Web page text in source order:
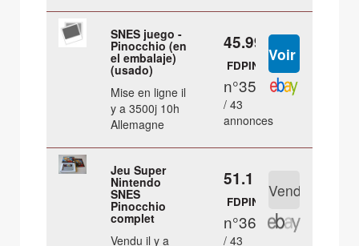
SNES juego -
Pinocchio (en
el embalaje)
(usado)
Mise en ligne il
y a 3500j 10h
Allemagne
45.99 €
FDPIN
n°35
/ 43
annonces
Jeu Super
Nintendo
SNES
Pinocchio
complet
Vendu il y a
51.1 €
FDPIN
n°36
/ 43